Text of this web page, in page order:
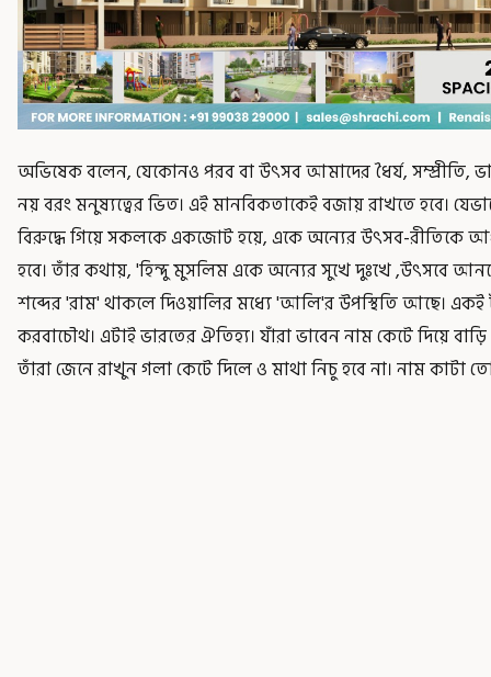
অভিষেক বলেন, যেকোনও পরব বা উৎসব আমাদের ধৈর্য, সম্প্রীতি,
নয় বরং মনুষ্যত্বের ভিত। এই মানবিকতাকেই বজায় রাখতে হবে।
বিরুদ্ধে গিয়ে সকলকে একজোট হয়ে, একে অন্যের উৎসব-রীতিকে
হবে। তাঁর কথায়, 'হিন্দু মুসলিম একে অন্যের সুখে দুঃখে ,উৎসবে
শব্দের 'রাম' থাকলে দিওয়ালির মধ্যে 'আলি'র উপস্থিতি আছে।
করবাচৌথ। এটাই ভারতের ঐতিহ্য। যাঁরা ভাবেন নাম কেটে দিয়ে
তাঁরা জেনে রাখুন গলা কেটে দিলে ও মাথা নিচু হবে না। নাম কাটা